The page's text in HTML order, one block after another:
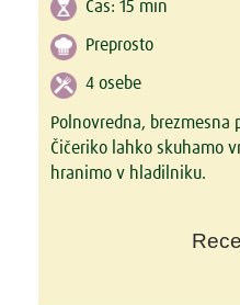
Čas: 15 min
Preprosto
4 osebe
Polnovredna,
Čičeriko lahko skuhamo
hranimo v hladilniku.